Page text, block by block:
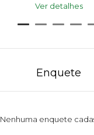
Ver detalhes
Enquete
Nenhuma enquete